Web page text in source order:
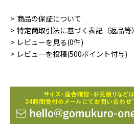
商品の保証について
特定商取引法に基づく表記（返品等）
レビューを見る(0件)
レビューを投稿(500ポイント付与)